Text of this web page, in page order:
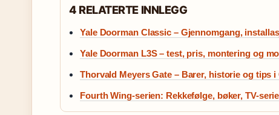
4 RELATERTE INNLEGG
Yale Doorman Classic – Gjennomgang,
Yale Doorman L3S – test, pris, montering og
Thorvald Meyers Gate – Barer, historie og tips
Fourth Wing-serien: Rekkefølge, bøker, TV-